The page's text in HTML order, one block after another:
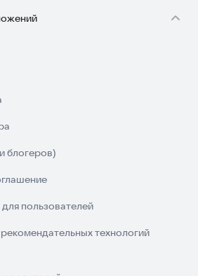
блогеров)
пользователей
технологий